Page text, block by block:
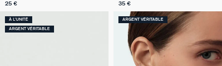
25 € 35 €
À L'UNITÉ
ARGENT VÉRITABLE
ARGENT VÉRITABLE